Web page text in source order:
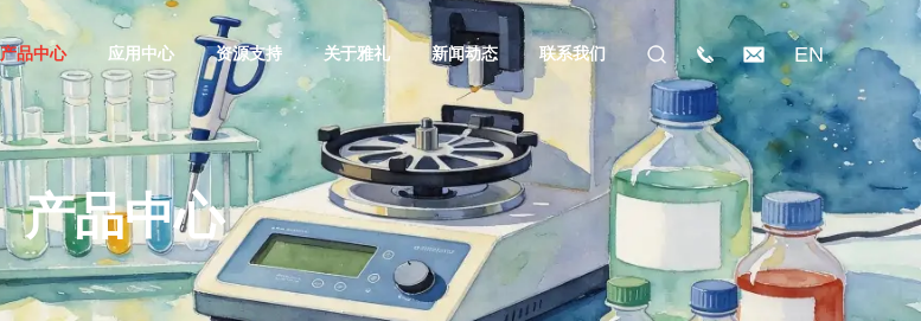
产品中心 应用中心 资源支持 关于雅礼 新闻动态 联系我们 EN
产品中心